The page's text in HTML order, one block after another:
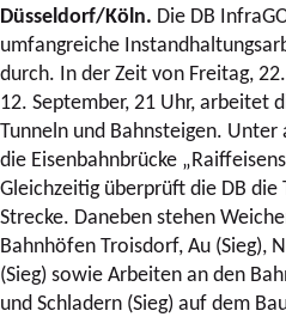
Düsseldorf/Köln. Die DB
umfangreiche
durch. In der Zeit von Freitag,
12. September, 21 Uhr, arbeitet
Tunneln und Bahnsteigen.
die Eisenbahnbrücke
Gleichzeitig überprüft die DB
Strecke. Daneben stehen
Bahnhöfen Troisdorf, Au (Sieg),
(Sieg) sowie Arbeiten an den
und Schladern (Sieg) auf dem